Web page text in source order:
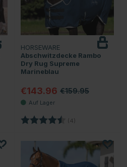
HORSEWARE
Abschwitzdecke Rambo
Dry Rug Supreme
Marineblau
€143.96 €159.95
Bewertung: (4)